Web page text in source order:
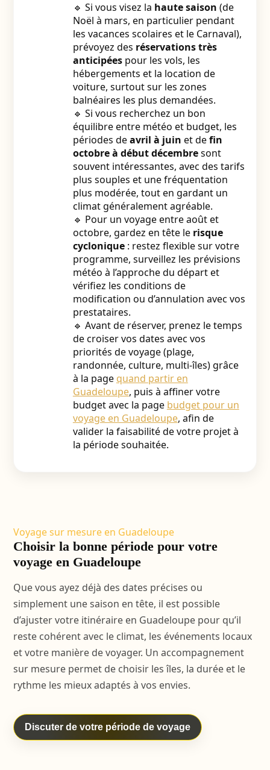
🔹 Si vous visez la haute saison (de
Noël à mars, en particulier pendant
les vacances scolaires et le Carnaval),
prévoyez des réservations très
anticipéespour les vols, les
hébergements et la location de
voiture, surtout sur les zones
balnéaires les plus demandées.
🔹 Si vous recherchez un bon
équilibre entre météo et budget, les
périodes deavril à juin et defin
octobre à début décembresont
souvent intéressantes, avec des tarifs
plus souples et une fréquentation
plus modérée, tout en gardant un
climat généralement agréable.
🔹 Pour un voyage entre août et
octobre, gardez en tête le risque
cyclonique: restez flexible sur votre
programme, surveillez les prévisions
météo à l’approche du départ et
vérifiez les conditions de
modification ou d’annulation avec vos
prestataires.
🔹 Avant de réserver, prenez le temps
de croiser vos dates avec vos
priorités de voyage (plage,
randonnée, culture, multi-îles) grâce
à la page quand partir en
Guadeloupe, puis à affiner votre
budget avec la page budget pour un
voyage en Guadeloupe, afin de
valider la faisabilité de votre projet à
la période souhaitée.
Voyage sur mesure en Guadeloupe
Choisir la bonne période pour votre
voyage en Guadeloupe
Que vous ayez déjà des dates précises ou
simplement une saison en tête, il est possible
d’ajuster votre itinéraire en Guadeloupe pour qu’il
reste cohérent avec le climat, les événements locaux
et votre manière de voyager. Un accompagnement
sur mesure permet de choisir les îles, la durée et le
rythme les mieux adaptés à vos envies.
Discuter de votre période de voyage